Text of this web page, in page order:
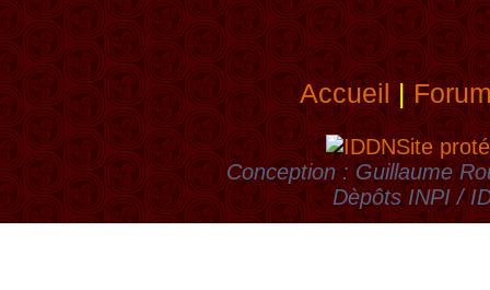
Accueil|
Site
Conception : Guillaume
Dèpôts INPI /